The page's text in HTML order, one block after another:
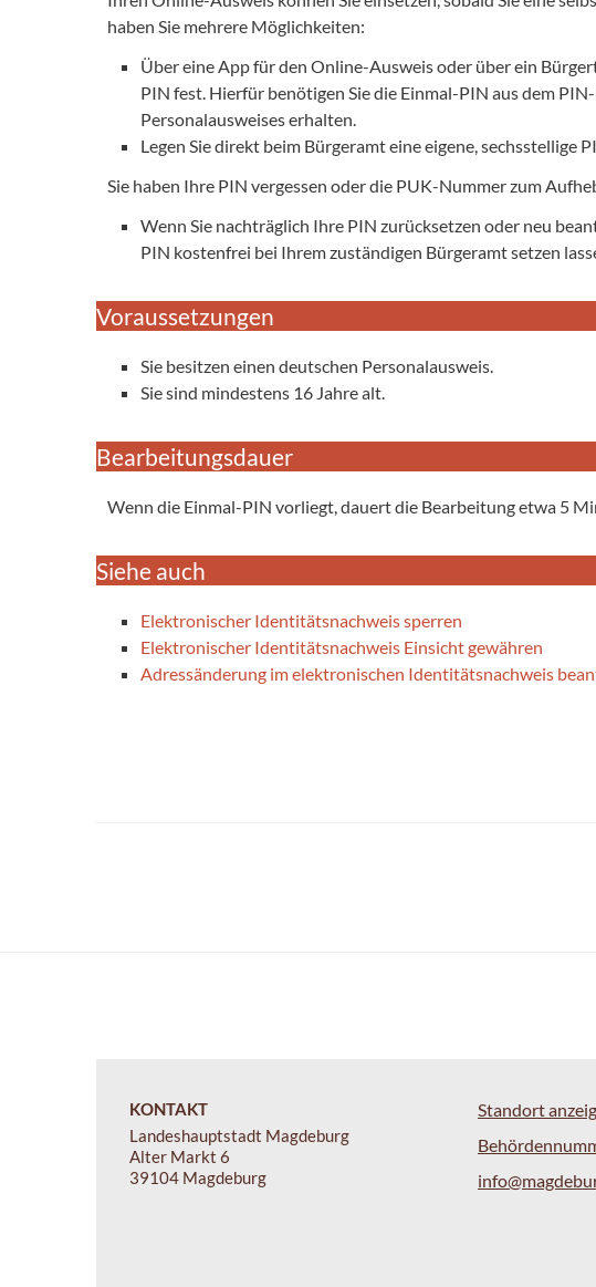
haben Sie mehrere Möglichkeiten:
Über eine App für den Online-Ausweis oder über ein
PIN fest. Hierfür benötigen Sie die Einmal-PIN aus dem
Personalausweises erhalten.
Legen Sie direkt beim Bürgeramt eine eigene, sechsstellige
Sie haben Ihre PIN vergessen oder die PUK-Nummer zum
Wenn Sie nachträglich Ihre PIN zurücksetzen oder neu
PIN kostenfrei bei Ihrem zuständigen Bürgeramt setzen
Voraussetzungen
Sie besitzen einen deutschen Personalausweis.
Sie sind mindestens 16 Jahre alt.
Bearbeitungsdauer
Wenn die Einmal-PIN vorliegt, dauert die Bearbeitung etwa 5
Siehe auch
Elektronischer Identitätsnachweis sperren
Elektronischer Identitätsnachweis Einsicht gewähren
Adressänderung im elektronischen Identitätsnachweis
KONTAKT
Landeshauptstadt Magdeburg
Alter Markt 6
39104 Magdeburg
Standort